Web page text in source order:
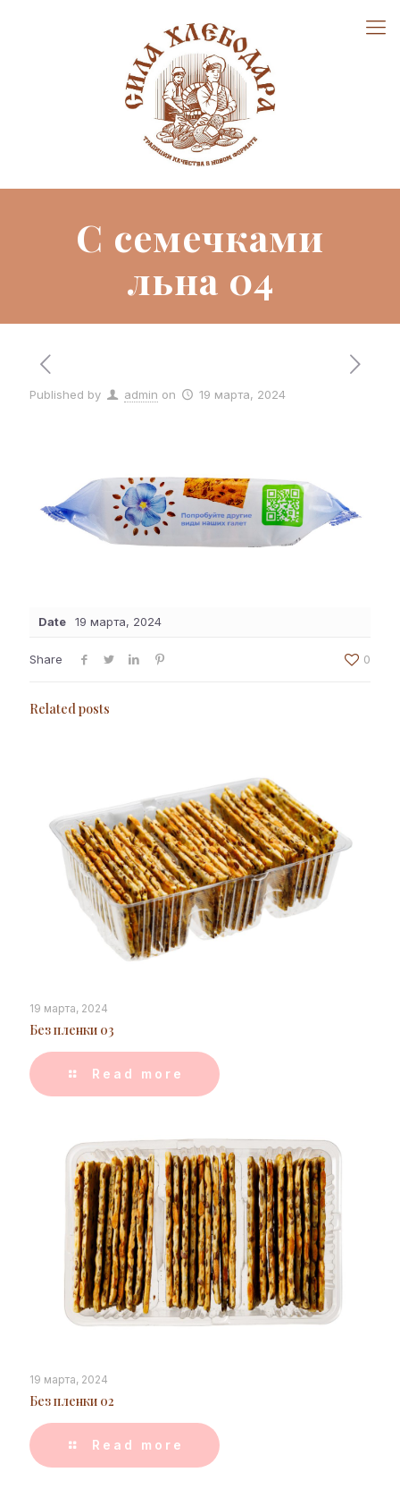
С семечками
льна 04
Published by admin on 19 марта, 2024
Date 19 марта, 2024
Share 0
Related posts
19 марта, 2024
Без пленки 03
Read more
19 марта, 2024
Без пленки 02
Read more